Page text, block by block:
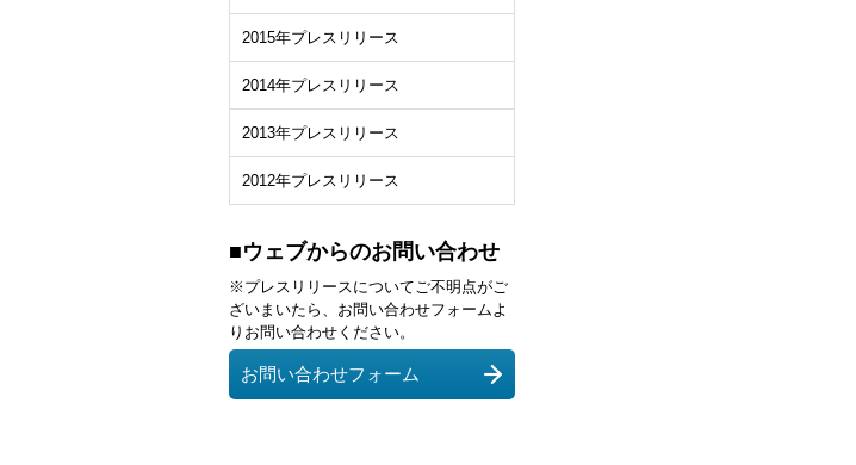
2015年プレスリリース
2014年プレスリリース
2013年プレスリリース
2012年プレスリリース
■ウェブからのお問い合わせ
※プレスリリースについてご不明点がご
ざいまいたら、お問い合わせフォームよ
りお問い合わせください。
お問い合わせフォーム